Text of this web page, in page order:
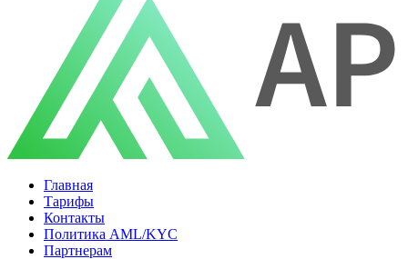
Главная
Тарифы
Контакты
Политика AML/KYC
Партнерам